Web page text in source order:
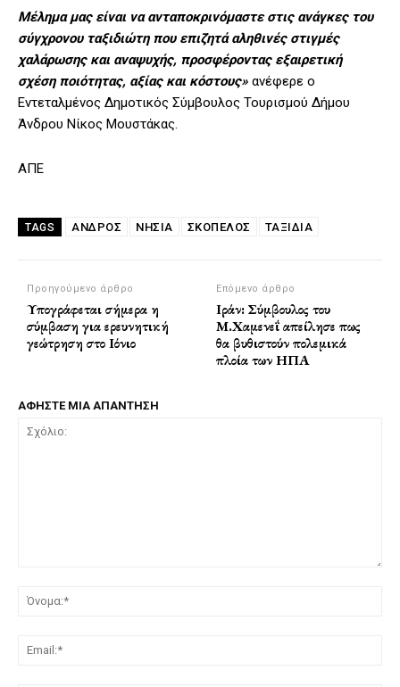
Μέλημα μας είναι να ανταποκρινόμαστε στις ανάγκες του
σύγχρονου ταξιδιώτη που επιζητά αληθινές στιγμές
χαλάρωσης και αναψυχής, προσφέροντας εξαιρετική
σχέση ποιότητας, αξίας και κόστους» ανέφερε ο
Εντεταλμένος Δημοτικός Σύμβουλος Τουρισμού Δήμου
Άνδρου Νίκος Μουστάκας.
ΑΠΕ
TAGS ΆΝΔΡΟΣ ΝΗΣΙΑ ΣΚΟΠΕΛΟΣ ΤΑΞΙΔΙΑ
Προηγούμενο άρθρο
Υπογράφεται σήμερα η
σύμβαση για ερευνητική
γεώτρηση στο Ιόνιο
Επόμενο άρθρο
Ιράν: Σύμβουλος του
Μ.Χαμενεΐ απείλησε πως
θα βυθιστούν πολεμικά
πλοία των ΗΠΑ
ΑΦΗΣΤΕ ΜΙΑ ΑΠΑΝΤΗΣΗ